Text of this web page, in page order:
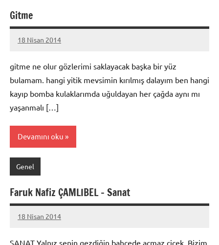
Gitme
18 Nisan 2014
admin
gitme ne olur gözlerimi saklayacak başka bir yüz
bulamam. hangi yitik mevsimin kırılmış dalayım ben hangi
kayıp bomba kulaklarımda uğuldayan her çağda aynı mı
yaşanmalı […]
Devamını oku
Genel
Faruk Nafiz ÇAMLIBEL – Sanat
18 Nisan 2014
admin
SANAT Yalnız senin gezdiğin bahçede açmaz çiçek, Bizim